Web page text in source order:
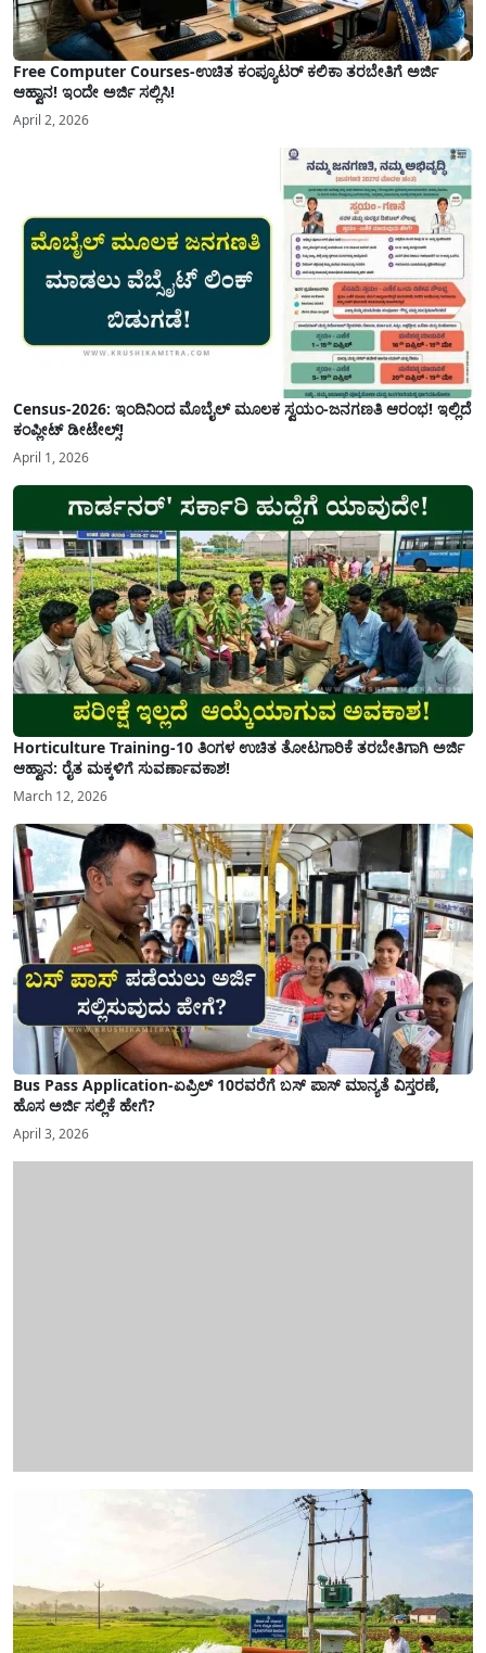
Free Computer Courses-ಉಚಿತ ಕಂಪ್ಯೂಟರ್ ಕಲಿಕಾ ತರಬೇತಿಗೆ ಅರ್ಜಿ
ಆಹ್ವಾನ! ಇಂದೇ ಅರ್ಜಿ ಸಲ್ಲಿಸಿ!
April 2, 2026
Census-2026: ಇಂದಿನಿಂದ ಮೊಬೈಲ್ ಮೂಲಕ ಸ್ವಯಂ-ಜನಗಣತಿ ಆರಂಭ! ಇಲ್ಲಿದೆ
ಕಂಪ್ಲೀಟ್ ಡೀಟೇಲ್ಸ್!
April 1, 2026
Horticulture Training-10 ತಿಂಗಳ ಉಚಿತ ತೋಟಗಾರಿಕೆ ತರಬೇತಿಗಾಗಿ ಅರ್ಜಿ
ಆಹ್ವಾನ: ರೈತ ಮಕ್ಕಳಿಗೆ ಸುವರ್ಣಾವಕಾಶ!
March 12, 2026
Bus Pass Application-ಏಪ್ರಿಲ್ 10ರವರೆಗೆ ಬಸ್ ಪಾಸ್ ಮಾನ್ಯತೆ ವಿಸ್ತರಣೆ,
ಹೊಸ ಅರ್ಜಿ ಸಲ್ಲಿಕೆ ಹೇಗೆ?
April 3, 2026